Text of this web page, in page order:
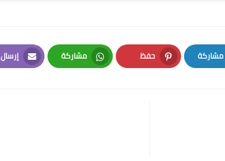
مشاركة
LinkedIn
حفظ
Pinterest
مشاركة
Whatsapp
إرسال
Email